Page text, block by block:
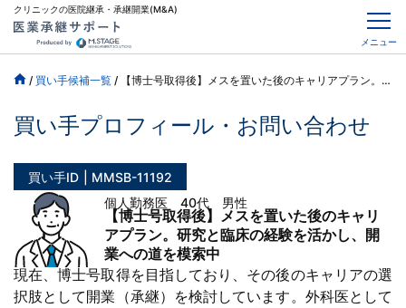
クリニックの医院継承・承継開業(M&A)
メニュー
/ 買い手候補一覧 / 【博士号取得後】メスを置いた後のキャリアプラン。研究と臨床の経験を活かし、開業への道を模索中
買い手プロフィール・お問い合わせ
買い手ID
MMSB-11192
個人勤務医 40代 男性
【博士号取得後】メスを置いた後のキャリ
アプラン。研究と臨床の経験を活かし、開
業への道を模索中
現在、博士号取得を目指しており、その後のキャリアの選
択肢として開業（承継）を検討しています。外科医として